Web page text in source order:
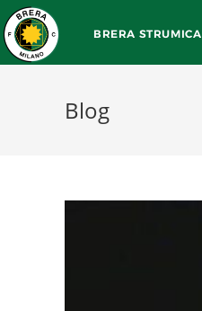
BRERA STRUMICA
Blog